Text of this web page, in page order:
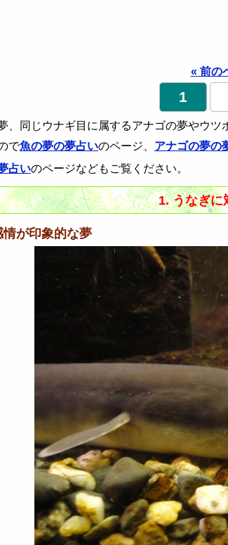
« 前の
1
、同じウナギ目に属するアナゴの夢やウ
で魚の夢の夢占いのページ、 アナゴの夢の
占いのページなどもご覧ください。
1. うなぎに
が印象的な夢